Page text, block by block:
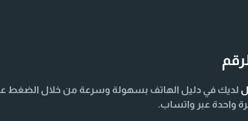
لديك في دليل الهاتف بسهولة وسرعة من خلال الضغط
واحدة عبر واتساب.